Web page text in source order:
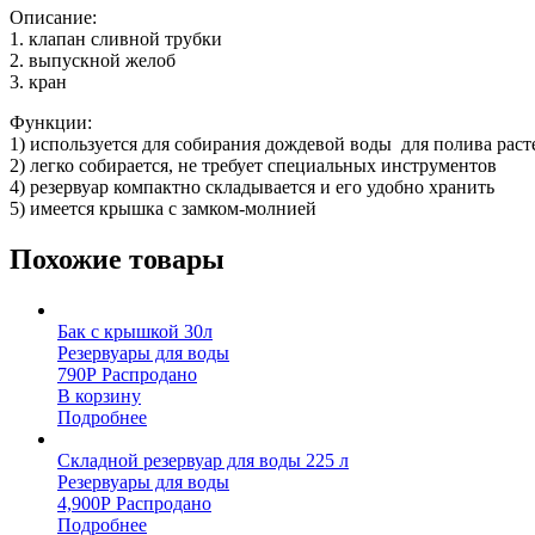
Описание:
1. клапан сливной трубки
2. выпускной желоб
3. кран
Функции:
1) используется для собирания дождевой воды для полива
2) легко собирается, не требует специальных инструментов
4) резервуар компактно складывается и его удобно хранить
5) имеется крышка с замком-молнией
Похожие товары
Бак с крышкой 30л
Резервуары для воды
790Р Распродано
В корзину
Подробнее
Складной резервуар для воды 225 л
Резервуары для воды
4,900Р Распродано
Подробнее